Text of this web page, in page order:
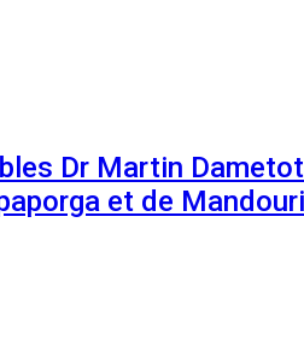
Dr Martin
et de Mandouri